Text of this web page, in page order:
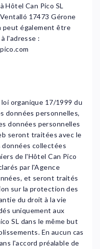
Hôtel Can Pico SL
17473 Gérone
peut également être
l'adresse :
organique 17/1999 du
données personnelles,
données personnelles
seront traitées avec le
données collectées
de l'Hôtel Can Pico
par l'Agence
et seront traités
sur la protection des
du droit à la vie
uniquement aux
SL dans le même but
En aucun cas
l'accord préalable de